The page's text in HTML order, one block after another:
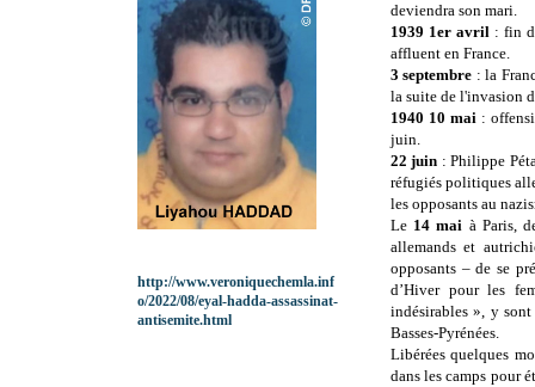
deviendra son mari.
1939 1er avril : fin
affluent en France.
3 septembre : la
la suite de l'invasion
1940 10 mai :
juin.
22 juin : Philippe
réfugiés politiques
les opposants au
Le 14 mai à Paris,
allemands et
opposants – de se
d’Hiver pour les
indésirables », y sont
Basses-Pyrénées.
Libérées quelques
dans les camps pour
http://www.veroniquechemla.inf
o/2022/08/eyal-hadda-assassinat-
antisemite.html